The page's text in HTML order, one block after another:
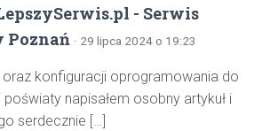
- Serwis
Poznań · 29 lipca 2024 o 19:23
konfiguracji oprogramowania do
napisałem osobny artykuł i
serdecznie […]